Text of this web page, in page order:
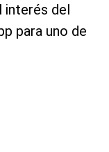
interés del
para uno de